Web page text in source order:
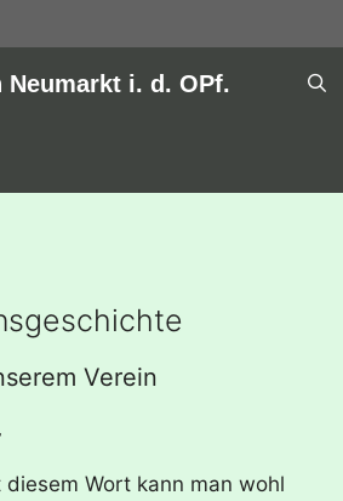
Neumarkt i. d. OPf.
Verein
Wort kann man wohl